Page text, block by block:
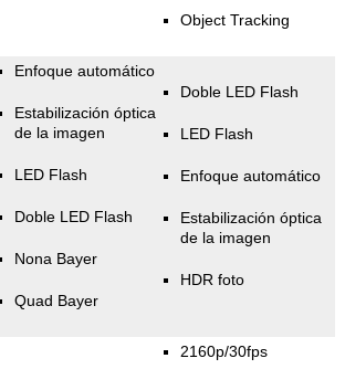
Object Tracking
Enfoque automático
Estabilización óptica
de la imagen
LED Flash
Doble LED Flash
Nona Bayer
Quad Bayer
Doble LED Flash
LED Flash
Enfoque automático
Estabilización óptica
de la imagen
HDR foto
2160p/30fps